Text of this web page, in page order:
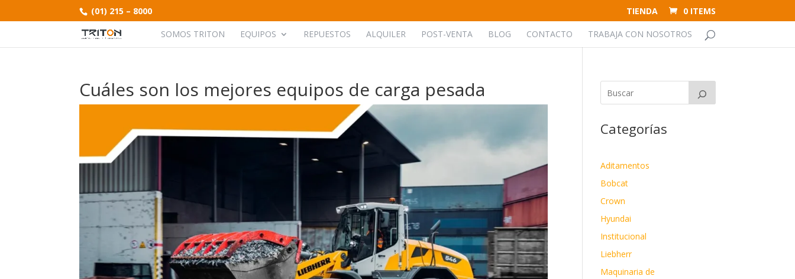
(01) 215 – 8000 TIENDA 0 ITEMS
SOMOS TRITON EQUIPOS REPUESTOS ALQUILER POST-VENTA BLOG CONTACTO TRABAJA CON NOSOTROS
Cuáles son los mejores equipos de carga pesada
Categorías
Aditamentos
Bobcat
Crown
Hyundai
Institucional
Liebherr
Maquinaria de